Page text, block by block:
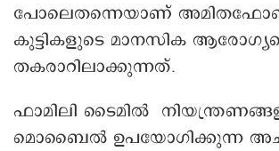
പോലെതന്നെയാണ്
കുട്ടികളുടെ മാനസിക
തകരാറിലാക്കുന്നത്.
ഫാമിലി ടൈമിൽ
മൊബൈൽ ഉപയോഗിക്കുന്ന